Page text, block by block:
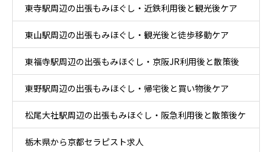
東寺駅周辺の出張もみほぐし・近鉄利用後と観光後ケア
東山駅周辺の出張もみほぐし・観光後と徒歩移動ケア
東福寺駅周辺の出張もみほぐし・京阪JR利用後と散策後
ケア
東野駅周辺の出張もみほぐし・帰宅後と買い物後ケア
松尾大社駅周辺の出張もみほぐし・阪急利用後と散策後ケ
ア
栃木県から京都セラピスト求人